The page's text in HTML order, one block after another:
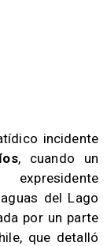
incidente
, cuando un
del Lago
por un parte
que detalló